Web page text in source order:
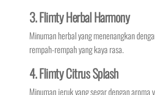
3. Flimty Herbal Harmony
Minuman herbal yang menenangkan
rempah-rempah yang kaya rasa.
4. Flimty Citrus Splash
Minuman jeruk yang segar dengan aroma